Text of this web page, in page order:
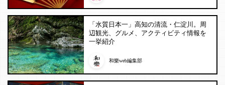
「水質日本一」高知の清流・仁淀川。周
辺観光、グルメ、アクティビティ情報を
一挙紹介
和樂web編集部